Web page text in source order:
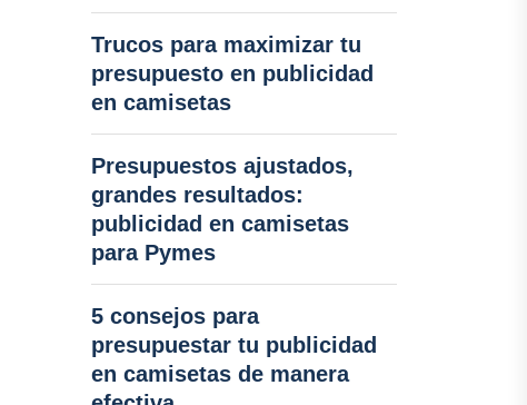
Trucos para maximizar tu
presupuesto en publicidad
en camisetas
Presupuestos ajustados,
grandes resultados:
publicidad en camisetas
para Pymes
5 consejos para
presupuestar tu publicidad
en camisetas de manera